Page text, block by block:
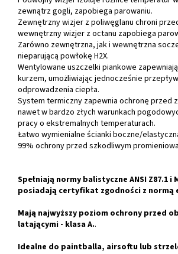
zewnątrz gogli, zapobiega parowaniu.
Zewnętrzny wizjer z poliwęglanu chroni
wewnętrzny wizjer z octanu zapobiega
Zarówno zewnętrzna, jak i wewnętrzna
nieparującą powłokę H2X.
Wentylowane uszczelki piankowe
kurzem, umożliwiając jednocześnie
odprowadzenia ciepła.
System termiczny zapewnia ochronę przed
nawet w bardzo złych warunkach
pracy o ekstremalnych temperaturach.
Łatwo wymienialne ścianki boczne/
99% ochrony przed szkodliwym
Spełniają normy balistyczne ANSI Z87.1 i
posiadają certyfikat zgodności z normą
Mają najwyższy poziom ochrony przed
latającymi - klasa A..
Idealne do paintballa, airsoftu lub